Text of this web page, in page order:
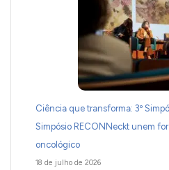
Ciência que transforma: 3º
Simpósio RECONNeckt unem
oncológico
18 de julho de 2026